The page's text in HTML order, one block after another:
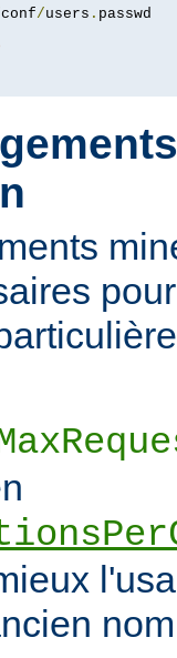
conf/users .